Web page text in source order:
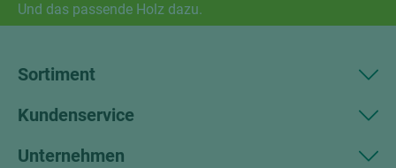
Und das passende Holz dazu.
Sortiment
Kundenservice
Unternehmen